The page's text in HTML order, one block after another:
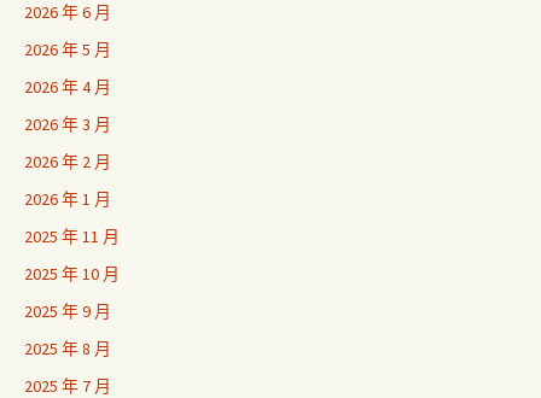
2026 年 6 月
2026 年 5 月
2026 年 4 月
2026 年 3 月
2026 年 2 月
2026 年 1 月
2025 年 11 月
2025 年 10 月
2025 年 9 月
2025 年 8 月
2025 年 7 月